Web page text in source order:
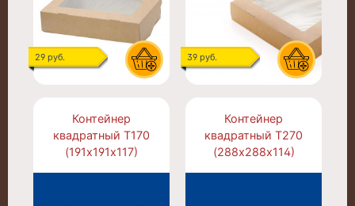
29 руб. 39 руб.
Контейнер
квадратный Т170
(191х191х117)
Контейнер
квадратный Т270
(288х288х114)